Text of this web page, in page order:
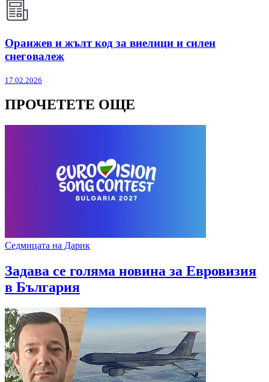
Оранжев и жълт код за виелици и силен
снеговалеж
17.02.2026
ПРОЧЕТЕТЕ ОЩЕ
Седмицата на Дарик
Задава се голяма новина за Евровизия
в България